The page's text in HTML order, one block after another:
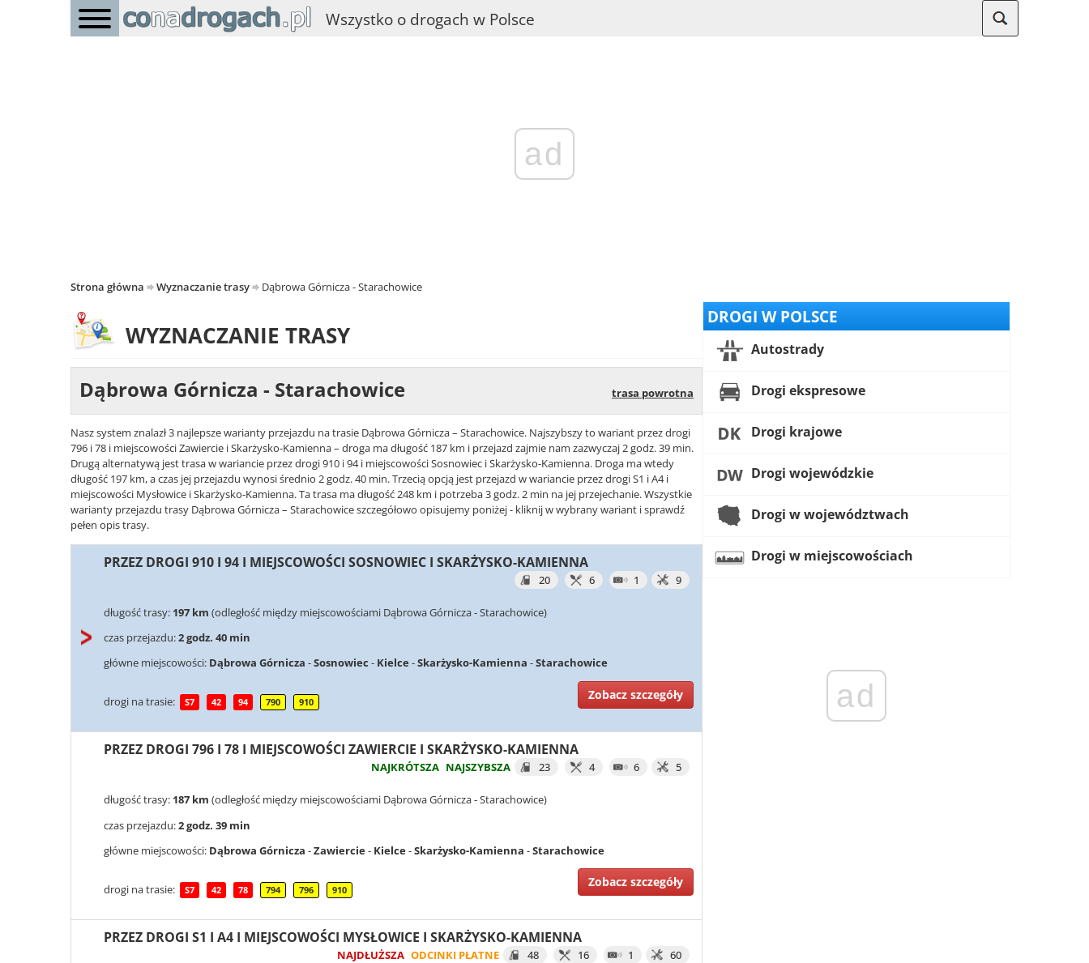
Wszystko o drogach w Polsce
ad
Strona główna Wyznaczanie trasy Dąbrowa Górnicza - Starachowice
WYZNACZANIE TRASY
Dąbrowa Górnicza - Starachowice trasa powrotna
Nasz system znalazł 3 najlepsze warianty przejazdu na trasie Dąbrowa Górnicza – Starachowice. Najszybszy to wariant przez drogi
796 i 78 i miejscowości Zawiercie i Skarżysko-Kamienna – droga ma długość 187 km i przejazd zajmie nam zazwyczaj 2 godz. 39 min.
Drugą alternatywą jest trasa w wariancie przez drogi 910 i 94 i miejscowości Sosnowiec i Skarżysko-Kamienna. Droga ma wtedy
długość 197 km, a czas jej przejazdu wynosi średnio 2 godz. 40 min. Trzecią opcją jest przejazd w wariancie przez drogi S1 i A4 i
miejscowości Mysłowice i Skarżysko-Kamienna. Ta trasa ma długość 248 km i potrzeba 3 godz. 2 min na jej przejechanie. Wszystkie
warianty przejazdu trasy Dąbrowa Górnicza – Starachowice szczegółowo opisujemy poniżej - kliknij w wybrany wariant i sprawdź
pełen opis trasy.
PRZEZ DROGI 910 I 94 I MIEJSCOWOŚCI SOSNOWIEC I SKARŻYSKO-KAMIENNA
20 6 1 9
długość trasy: 197 km (odległość między miejscowościami Dąbrowa Górnicza - Starachowice)
czas przejazdu:2 godz. 40 min
główne miejscowości: Dąbrowa Górnicza -Sosnowiec - Kielce -Skarżysko-Kamienna -Starachowice
drogi na trasie: S7 42 94 790 910
Zobacz szczegóły
PRZEZ DROGI 796 I 78 I MIEJSCOWOŚCI ZAWIERCIE I SKARŻYSKO-KAMIENNA
NAJKRÓTSZA NAJSZYBSZA 23 4 6 5
długość trasy: 187 km (odległość między miejscowościami Dąbrowa Górnicza - Starachowice)
czas przejazdu:2 godz. 39 min
główne miejscowości: Dąbrowa Górnicza -Zawiercie- Kielce-Skarżysko-Kamienna -Starachowice
drogi na trasie: S7 42 78 794 796 910
Zobacz szczegóły
PRZEZ DROGI S1 I A4 I MIEJSCOWOŚCI MYSŁOWICE I SKARŻYSKO-KAMIENNA
NAJDŁUŻSZA ODCINKI PŁATNE 48 16 1 60
DROGI W POLSCE
Autostrady
Drogi ekspresowe
Drogi krajowe
Drogi wojewódzkie
Drogi w województwach
Drogi w miejscowościach
ad